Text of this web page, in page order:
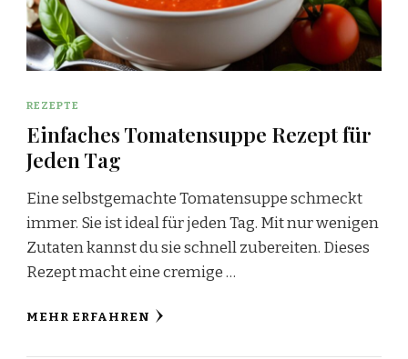
REZEPTE
Einfaches Tomatensuppe Rezept für
Jeden Tag
Eine selbstgemachte Tomatensuppe schmeckt
immer. Sie ist ideal für jeden Tag. Mit nur wenigen
Zutaten kannst du sie schnell zubereiten. Dieses
Rezept macht eine cremige …
MEHR ERFAHREN